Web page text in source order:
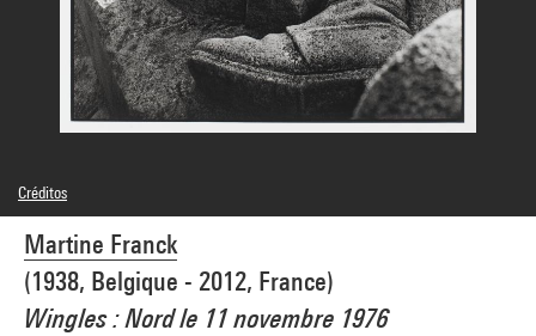
Martine Franck
(1938, Belgique - 2012, France)
Wingles : Nord le 11 novembre 1976
Créditos
© Martine Franck / Magnum Photos
Créditos fotográficos : Centre Pompidou, MNAM-CCI/Philippe Migeat/Dist.
GrandPalaisRmn
Referencia de la imagen : 4N67393